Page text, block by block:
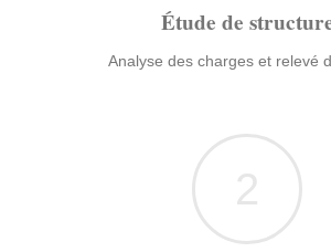
Étude de
Analyse des charges et relevé
2